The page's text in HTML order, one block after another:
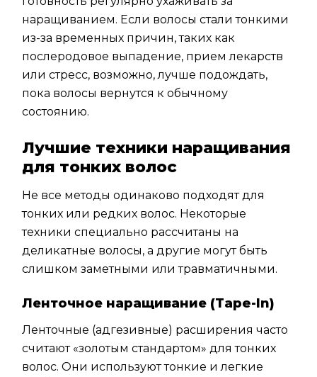
наращиванием. Если волосы стали тонкими
из-за временных причин, таких как
послеродовое выпадение, прием лекарств
или стресс, возможно, лучше подождать,
пока волосы вернутся к обычному
состоянию.
Лучшие техники наращивания
для тонких волос
Не все методы одинаково подходят для
тонких или редких волос. Некоторые
техники специально рассчитаны на
деликатные волосы, а другие могут быть
слишком заметными или травматичными.
Ленточное наращивание (Tape-In)
Ленточные (адгезивные) расширения часто
считают «золотым стандартом» для тонких
волос. Они используют тонкие и легкие